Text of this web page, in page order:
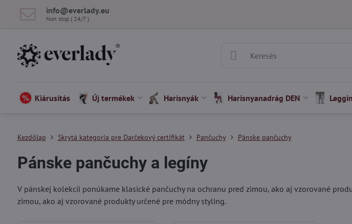
info​@everlady​.eu
Non stop ( 24/7 )
Kiárusítás Új termékek Harisnyák Harisnyanadrág DEN
Kezdőlap Skrytá kategoria pre Darčekový certifikát Pančuchy Pánske pančuchy
Pánske pančuchy a legíny
V pánskej kolekcii ponúkame klasické pančuchy na ochranu pred zimou, ako aj vzorované
zimou, ako aj vzorované produkty určené pre módny styling.